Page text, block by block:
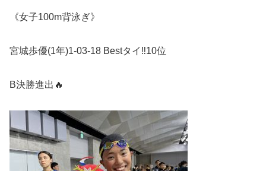
《女子100m背泳ぎ》
宮城歩優(1年)1-03-18 Bestタイ ‼︎10位
B決勝進出 🔥